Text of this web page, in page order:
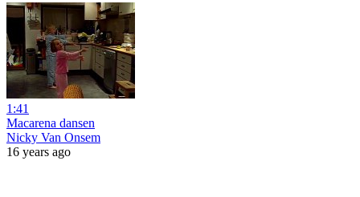
1:41
Macarena dansen
Nicky Van Onsem
16 years ago